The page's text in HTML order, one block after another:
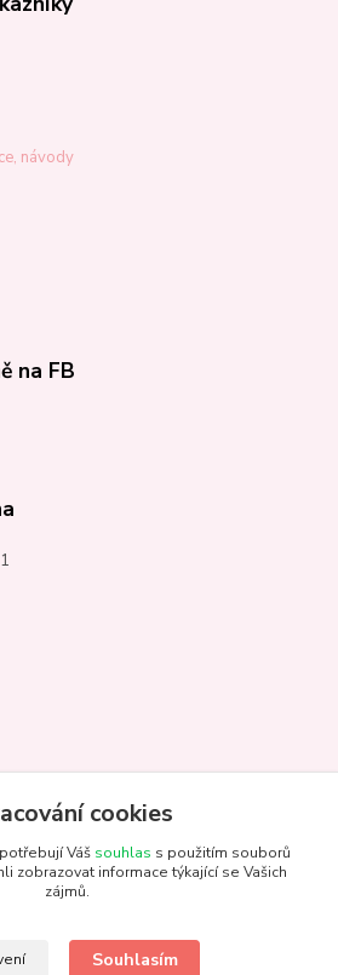
návody
na FB
153 484cookies
Váš souhlas s použitím souborů
zobrazovat informace týkající se Vašich
zájmů.
Souhlasím